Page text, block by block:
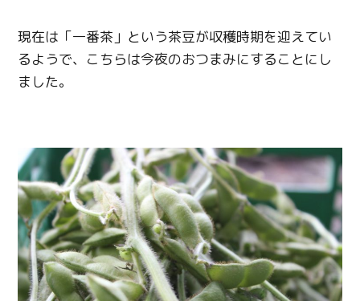
現在は「一番茶」という茶豆が収穫時期を迎えてい
るようで、こちらは今夜のおつまみにすることにし
ました。